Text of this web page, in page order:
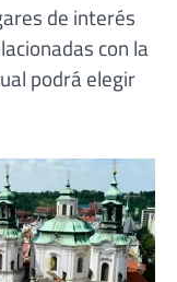
de interés
con la
podrá elegir